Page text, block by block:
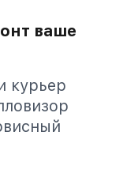
ваше
курьер